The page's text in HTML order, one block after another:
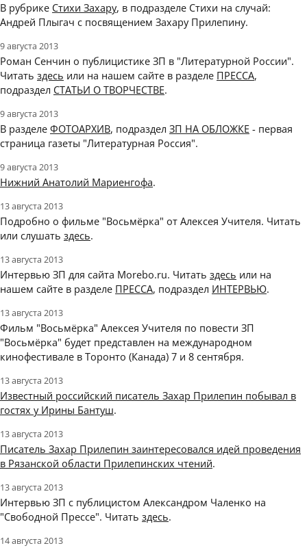
В рубрике Стихи Захару, в подразделе Стихи на случай:
Андрей Плыгач с посвящением Захару Прилепину.
9 августа 2013
Роман Сенчин о публицистике ЗП в "Литературной России".
Читать здесь или на нашем сайте в разделе ПРЕССА,
подраздел СТАТЬИ О ТВОРЧЕСТВЕ.
9 августа 2013
В разделе ФОТОАРХИВ, подраздел ЗП НА ОБЛОЖКЕ - первая
страница газеты "Литературная Россия".
9 августа 2013
Нижний Анатолий Мариенгофа.
13 августа 2013
Подробно о фильме "Восьмёрка" от Алексея Учителя. Читать
или слушать здесь.
13 августа 2013
Интервью ЗП для сайта Morebo.ru. Читать здесь или на
нашем сайте в разделе ПРЕССА, подраздел ИНТЕРВЬЮ.
13 августа 2013
Фильм "Восьмёрка" Алексея Учителя по повести ЗП
"Восьмёрка" будет представлен на международном
кинофестивале в Торонто (Канада) 7 и 8 сентября.
13 августа 2013
Известный российский писатель Захар Прилепин побывал в
гостях у Ирины Бантуш.
13 августа 2013
Писатель Захар Прилепин заинтересовался идей проведения
в Рязанской области Прилепинских чтений.
13 августа 2013
Интервью ЗП с публицистом Александром Чаленко на
"Свободной Прессе". Читать здесь.
14 августа 2013